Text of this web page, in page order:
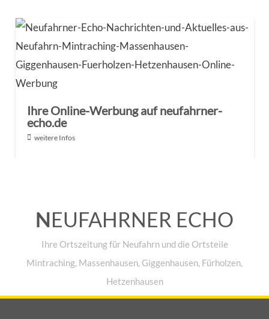
Ihre Online-Werbung auf neufahrner-
echo.de
weitere Infos
NEUFAHRNER ECHO
Ihre Ortszeitung für Neufahrn und die Ortsteile
Mintraching, Massenhausen, Giggenhausen, Fürholzen,
Hetzenhausen